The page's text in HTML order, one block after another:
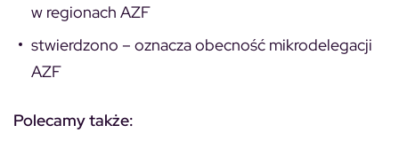
w regionach AZF
stwierdzono – oznacza obecność mikrodelegacji
AZF
Polecamy także: